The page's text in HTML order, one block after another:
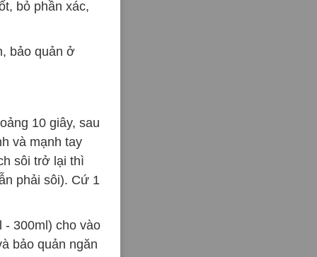
bỏ phần xác,
bảo quản ở
10 giây, sau
và mạnh tay
sôi trở lại thì
phải sôi). Cứ 1
300ml) cho vào
bảo quản ngăn